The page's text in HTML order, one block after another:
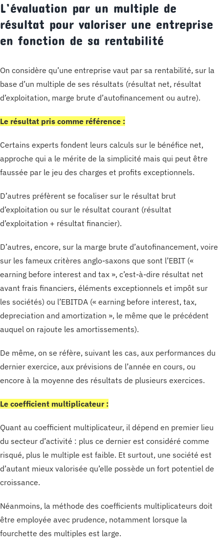
L’évaluation par un multiple de
résultat pour valoriser une entreprise
en fonction de sa rentabilité
On considère qu’une entreprise vaut par sa rentabilité, sur la
base d’un multiple de ses résultats (résultat net, résultat
d’exploitation, marge brute d’autofinancement ou autre).
Le résultat pris comme référence :
Certains experts fondent leurs calculs sur le bénéfice net,
approche qui a le mérite de la simplicité mais qui peut être
faussée par le jeu des charges et profits exceptionnels.
D’autres préfèrent se focaliser sur le résultat brut
d’exploitation ou sur le résultat courant (résultat
d’exploitation + résultat financier).
D’autres, encore, sur la marge brute d’autofinancement, voire
sur les fameux critères anglo-saxons que sont l’EBIT («
earning before interest and tax », c’est-à-dire résultat net
avant frais financiers, éléments exceptionnels et impôt sur
les sociétés) ou l’EBITDA (« earning before interest, tax,
depreciation and amortization », le même que le précédent
auquel on rajoute les amortissements).
De même, on se réfère, suivant les cas, aux performances du
dernier exercice, aux prévisions de l’année en cours, ou
encore à la moyenne des résultats de plusieurs exercices.
Le coefficient multiplicateur :
Quant au coefficient multiplicateur, il dépend en premier lieu
du secteur d’activité : plus ce dernier est considéré comme
risqué, plus le multiple est faible. Et surtout, une société est
d’autant mieux valorisée qu’elle possède un fort potentiel de
croissance.
Néanmoins, la méthode des coefficients multiplicateurs doit
être employée avec prudence, notamment lorsque la
fourchette des multiples est large.